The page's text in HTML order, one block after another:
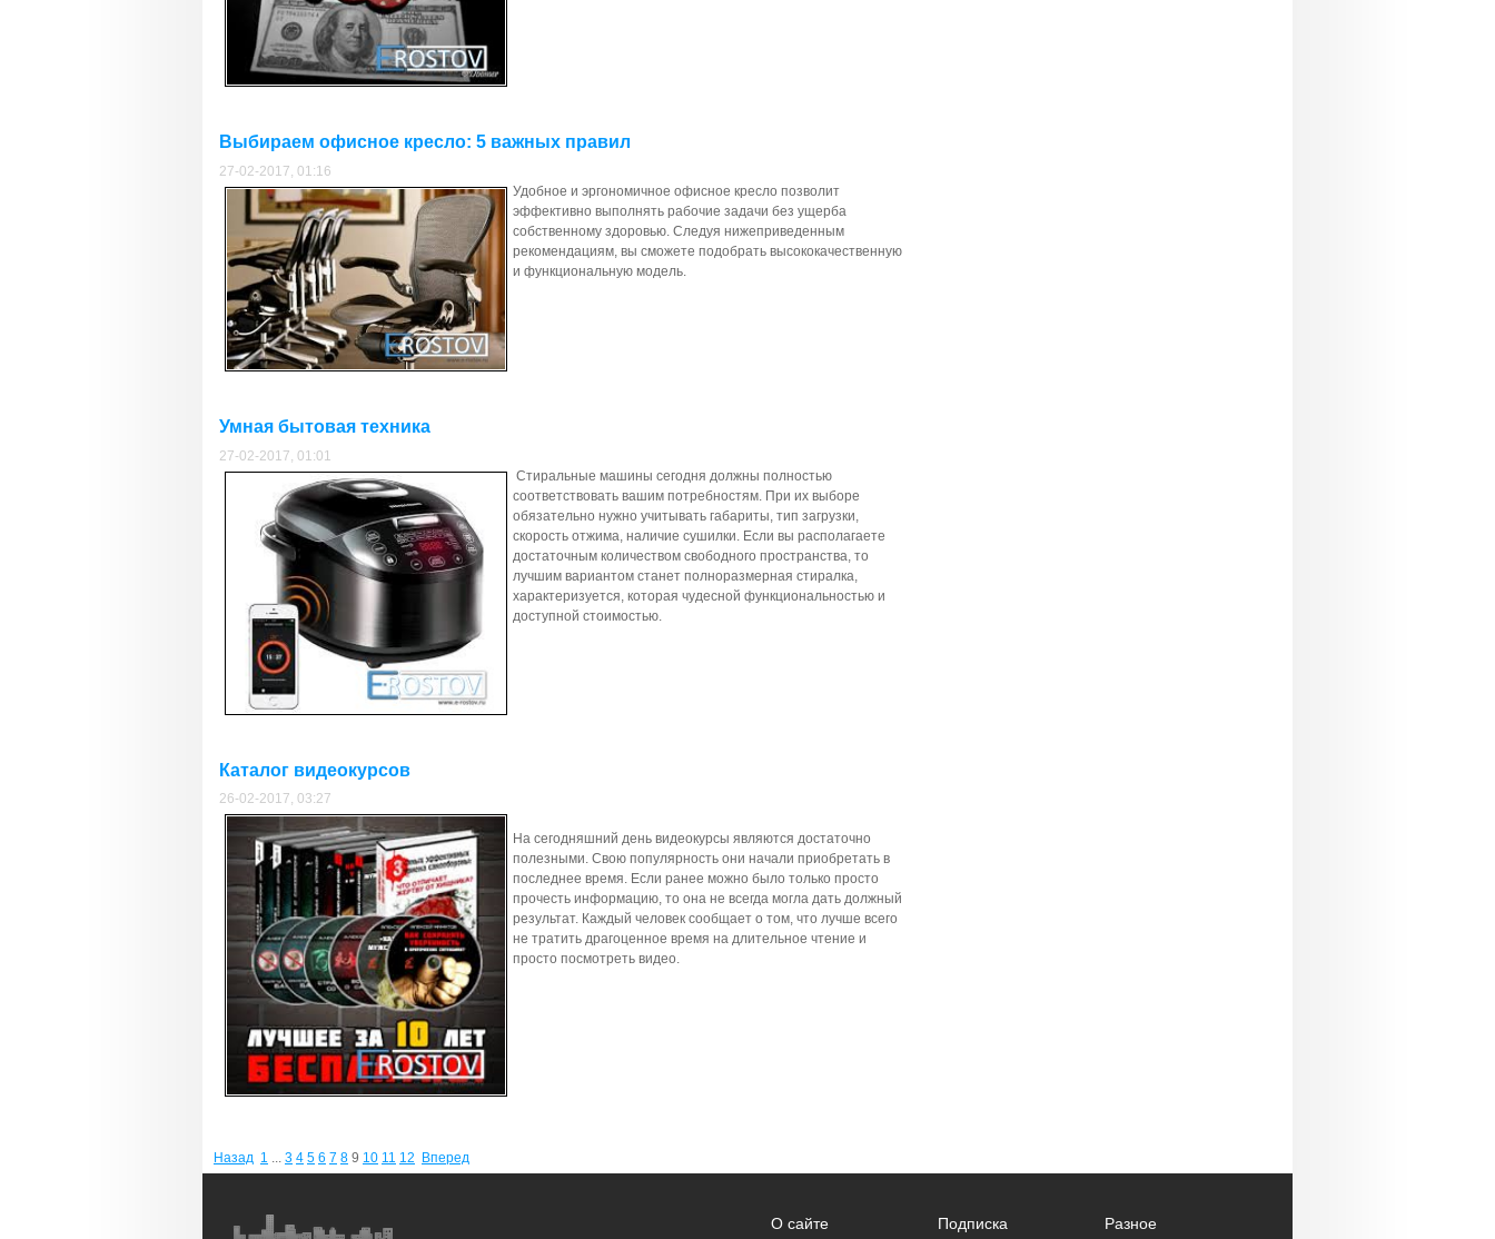
Выбираем офисное кресло: 5 важных правил
27-02-2017, 01:16
Удобное и эргономичное офисное кресло позволит
эффективно выполнять рабочие задачи без ущерба
собственному здоровью. Следуя нижеприведенным
рекомендациям, вы сможете подобрать высококачественную
и функциональную модель.
Умная бытовая техника
27-02-2017, 01:01
Стиральные машины сегодня должны полностью
соответствовать вашим потребностям. При их выборе
обязательно нужно учитывать габариты, тип загрузки,
скорость отжима, наличие сушилки. Если вы располагаете
достаточным количеством свободного пространства, то
лучшим вариантом станет полноразмерная стиралка,
характеризуется, которая чудесной функциональностью и
доступной стоимостью.
Каталог видеокурсов
26-02-2017, 03:27
На сегодняшний день видеокурсы являются достаточно
полезными. Свою популярность они начали приобретать в
последнее время. Если ранее можно было только просто
прочесть информацию, то она не всегда могла дать должный
результат. Каждый человек сообщает о том, что лучше всего
не тратить драгоценное время на длительное чтение и
просто посмотреть видео.
Назад 1 ... 3 4 5 6 7 8 9 10 11 12 Вперед
О сайте Подписка Разное